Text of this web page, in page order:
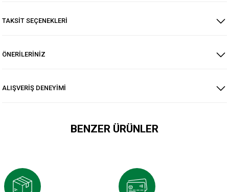
TAKSİT SEÇENEKLERİ
ÖNERİLERİNİZ
ALIŞVERİŞ DENEYİMİ
BENZER ÜRÜNLER